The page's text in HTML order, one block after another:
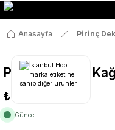
Size Özel "HG10"
Anasayfa Pirinç
Pirinç Dekopaj
₺36
Güncel